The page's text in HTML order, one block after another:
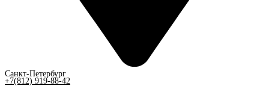
Санкт-Петербург
+7(812) 919-88-42